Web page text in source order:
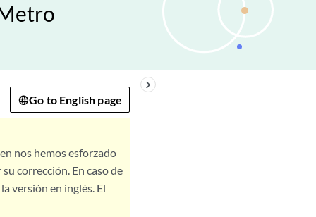
keyboard_arrow_right
Go to English page
nos hemos esforzado
corrección. En caso de
versión en inglés. El